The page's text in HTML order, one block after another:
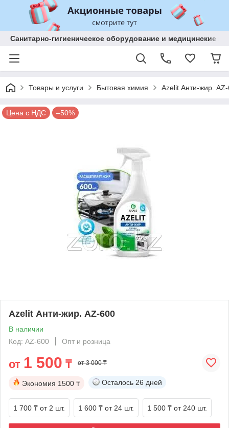
Санитарно-гигиеническое оборудование и медицинские
Товары и услуги Бытовая химия Azelit Анти-жир.
Цена с НДС –50%
Azelit Анти-жир. AZ-600
В наличии
Код: AZ-600
Опт и розница
от 1 500 ₸ от 3 000 ₸
Экономия 1500 ₸ Осталось 26 дней
1 700 ₸ от 2 шт. 1 600 ₸ от 24 шт. 1 500 ₸ от 240 шт.